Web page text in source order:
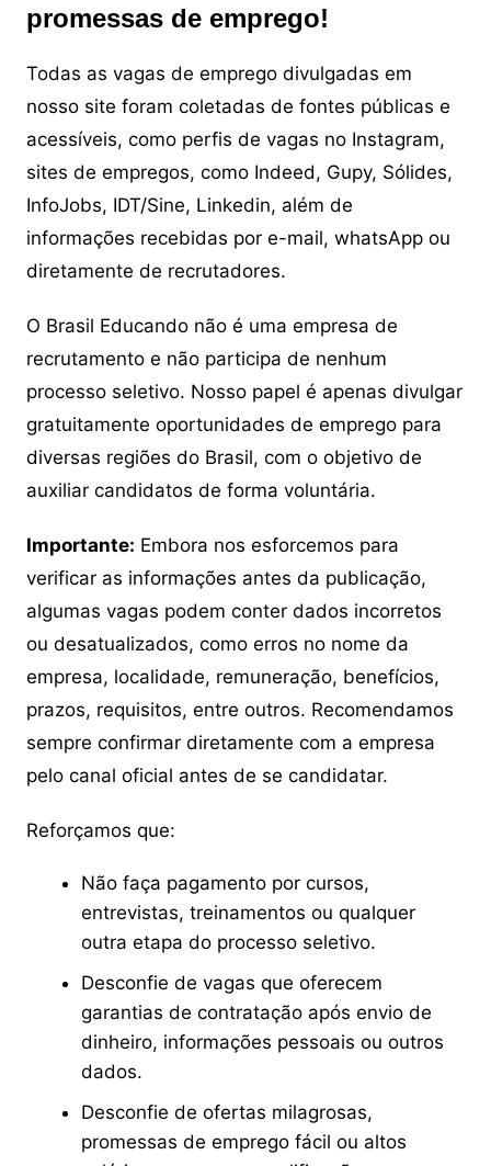
promessas de emprego!
Todas as vagas de emprego divulgadas em
nosso site foram coletadas de fontes públicas e
acessíveis, como perfis de vagas no Instagram,
sites de empregos, como Indeed, Gupy, Sólides,
InfoJobs, IDT/Sine, Linkedin, além de
informações recebidas por e-mail, whatsApp ou
diretamente de recrutadores.
O Brasil Educando não é uma empresa de
recrutamento e não participa de nenhum
processo seletivo. Nosso papel é apenas divulgar
gratuitamente oportunidades de emprego para
diversas regiões do Brasil, com o objetivo de
auxiliar candidatos de forma voluntária.
Importante: Embora nos esforcemos para
verificar as informações antes da publicação,
algumas vagas podem conter dados incorretos
ou desatualizados, como erros no nome da
empresa, localidade, remuneração, benefícios,
prazos, requisitos, entre outros. Recomendamos
sempre confirmar diretamente com a empresa
pelo canal oficial antes de se candidatar.
Reforçamos que:
Não faça pagamento por cursos,
entrevistas, treinamentos ou qualquer
outra etapa do processo seletivo.
Desconfie de vagas que oferecem
garantias de contratação após envio de
dinheiro, informações pessoais ou outros
dados.
Desconfie de ofertas milagrosas,
promessas de emprego fácil ou altos